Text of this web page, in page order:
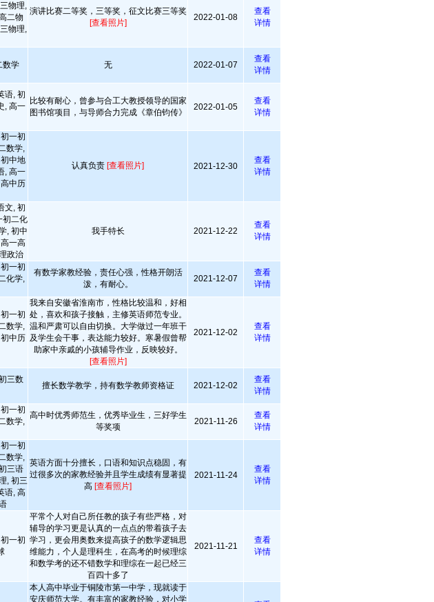
物理,
二物
物理,
演讲比赛二等奖，三等奖，征文比赛三等奖
[查看照片]
2022-01-08
查看
详情
数学 无 2022-01-07
查看
详情
语, 初
, 高一
比较有耐心，曾参与合工大教授领导的国家
图书馆项目，与导师合力完成《章伯钧传》
2022-01-05
查看
详情
一初
数学,
中地
, 高一
中历
认真负责 [查看照片] 2021-12-30
查看
详情
文, 初
初二化
, 初中
一高
政治
我手特长 2021-12-22
查看
详情
一初
化学,
有数学家教经验，责任心强，性格开朗活
泼，有耐心。
2021-12-07
查看
详情
一初
数学,
中历
我来自安徽省淮南市，性格比较温和，好相
处，喜欢和孩子接触，主修英语师范专业。
温和严肃可以自由切换。大学做过一年班干
及学生会干事，表达能力较好。寒暑假曾帮
助家中亲戚的小孩辅导作业，反映较好。
[查看照片]
2021-12-02
查看
详情
三数
擅长数学教学，持有数学教师资格证 2021-12-02
查看
详情
一初
数学,
高中时优秀师范生，优秀毕业生，三好学生
等奖项
2021-11-26
查看
详情
一初
数学,
三语
, 初三
语, 高
英语方面十分擅长，口语和知识点稳固，有
过很多次的家教经验并且学生成绩有显著提
高 [查看照片]
2021-11-24
查看
详情
一初
平常个人对自己所任教的孩子有些严格，对
辅导的学习更是认真的一点点的带着孩子去
学习，更会用奥数来提高孩子的数学逻辑思
维能力，个人是理科生，在高考的时候理综
和数学考的还不错数学和理综在一起已经三
百四十多了
2021-11-21
查看
详情
本人高中毕业于铜陵市第一中学，现就读于
安庆师范大学。有丰富的家教经验，对小学